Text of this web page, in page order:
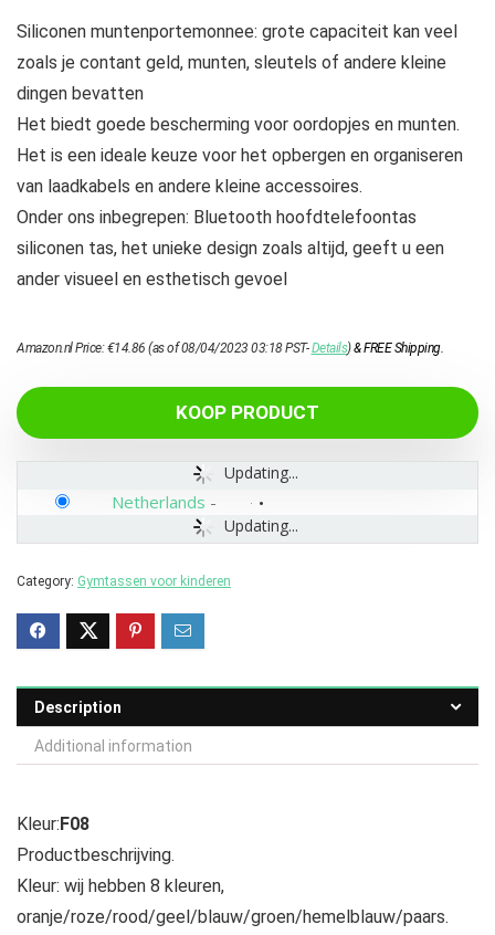
Siliconen muntenportemonnee: grote capaciteit kan veel
zoals je contant geld, munten, sleutels of andere kleine
dingen bevatten
Het biedt goede bescherming voor oordopjes en munten.
Het is een ideale keuze voor het opbergen en organiseren
van laadkabels en andere kleine accessoires.
Onder ons inbegrepen: Bluetooth hoofdtelefoontas
siliconen tas, het unieke design zoals altijd, geeft u een
ander visueel en esthetisch gevoel
Amazon.nl Price:€14.86 (as of 08/04/2023 03:18 PST-Details)&FREE Shipping.
KOOP PRODUCT
Updating...
Updating...
Netherlands -
Category: Gymtassen voor kinderen
Description
Additional information
Kleur:F08
Productbeschrijving.
Kleur: wij hebben 8 kleuren,
oranje/roze/rood/geel/blauw/groen/hemelblauw/paars.